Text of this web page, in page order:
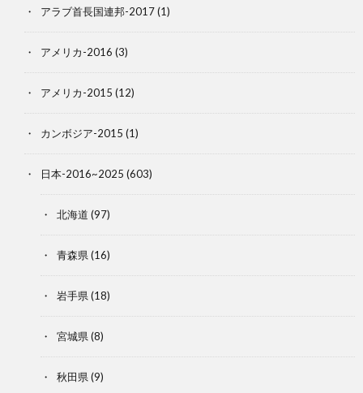
アラブ首長国連邦-2017(1)
アメリカ-2016 (3)
アメリカ-2015 (12)
カンボジア-2015 (1)
日本-2016~2025 (603)
北海道 (97)
青森県(16)
岩手県(18)
宮城県(8)
秋田県(9)